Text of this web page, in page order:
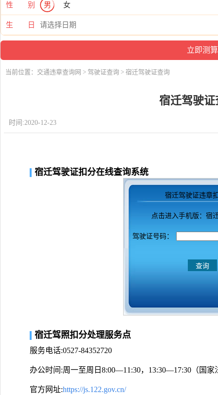
性 别 男 女
生 日
当前位置： 交通违章查询网 > 驾驶证查询 > 宿迁驾驶证查询
宿迁驾驶证
时间:2020-12-23
宿迁驾驶证扣分在线查询系统
宿迁驾驶证违章
点击进入手机版：宿
驾驶证号码：
宿迁驾照扣分处理服务点
服务电话:0527-84352720
办公时间:周一至周日8:00—11:30，13:30—17:30（国家
官方网址:https://js.122.gov.cn/